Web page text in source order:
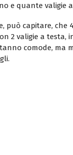
e quante valigie
può capitare, che
2 valigie a testa,
comode, ma